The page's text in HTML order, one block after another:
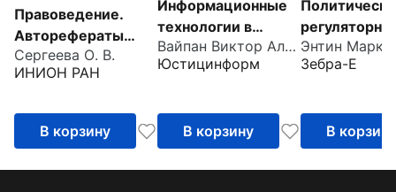
Правоведение.
Авторефераты
2021–2022
Сергеева О. В.
ИНИОН РАН
В корзину
Информационные
технологии в
юридической
деятельности.
информатика в
цифровую эпоху.
Часть 2
Вайпан Виктор Алексеевич
Юстицинформ
В корзину
обеспечение
мировых
процессов -
Зебра-Е
В корзину